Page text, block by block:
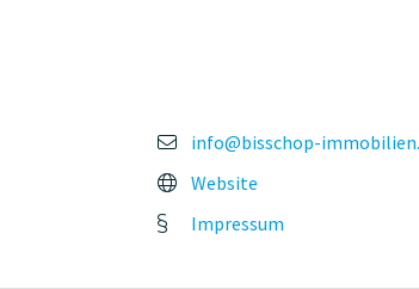
info@bisschop-
Website
Impressum